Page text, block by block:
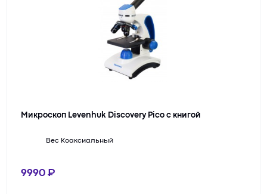
Микроскоп Levenhuk Discovery Pico с книгой
Вес Коаксиальный
9990